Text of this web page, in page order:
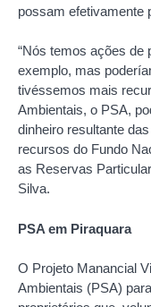
possam efetivamente
“Nós temos ações de
exemplo, mas
tivéssemos mais
Ambientais, o PSA,
dinheiro resultante
recursos do Fundo
as Reservas
Silva.
PSA em Piraquara
O Projeto Manancial
Ambientais (PSA)